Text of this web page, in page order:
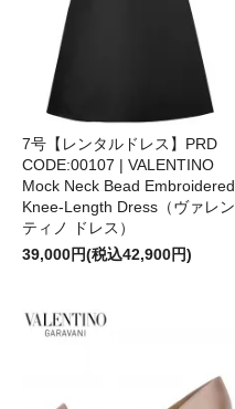
7号【レンタルドレス】PRD
CODE:00107 | VALENTINO
Mock Neck Bead Embroidered
Knee-Length Dress（ヴァレン
ティノ ドレス）
39,000円(税込42,900円)